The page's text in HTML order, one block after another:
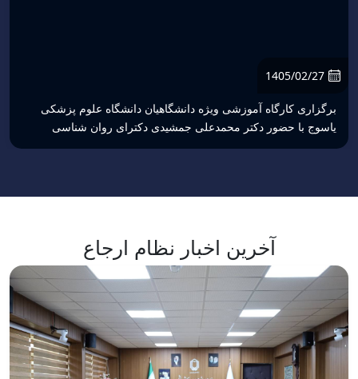
دانشگاه علوم پزشکی
دکترای روان شناسی
مسابقه عکاسی با موضوع طبیعت و
یاسوج
آخرین اخبار نظام ارجاع